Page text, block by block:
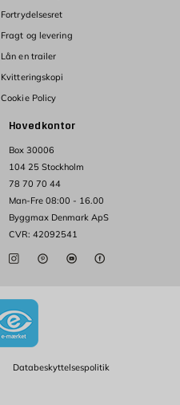
Hovedkontor
Box 30006
104 25 Stockholm
78 70 70 44
Man-Fre 08:00 - 16.00
Byggmax Denmark ApS
CVR: 42092541
Fortrydelsesret
Fragt og levering
Lån en trailer
Kvitteringskopi
Cookie Policy
Databeskyttelsespolitik